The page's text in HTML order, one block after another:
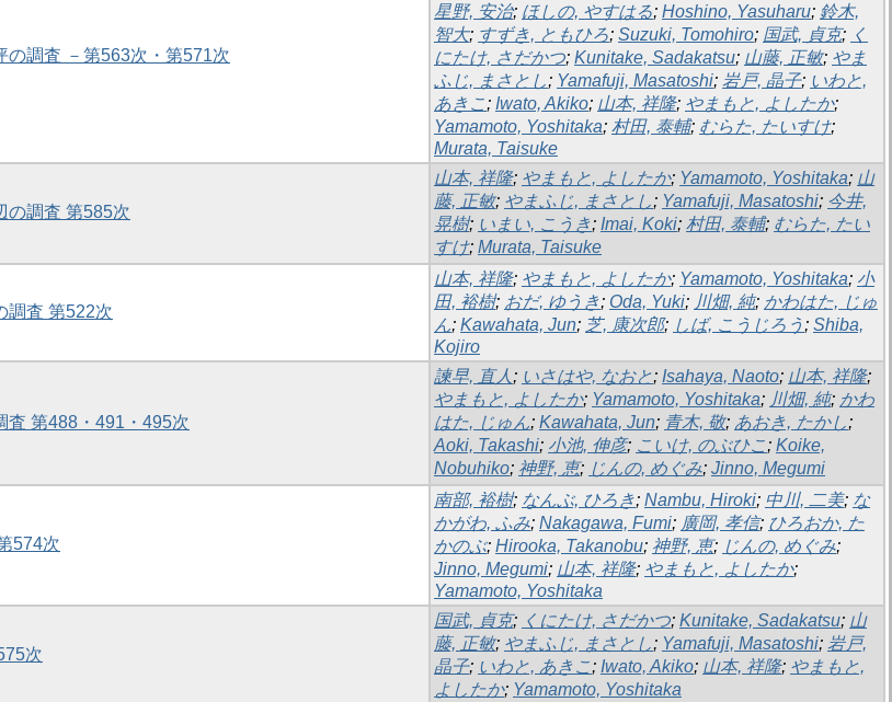
の調査 －第563次・第571次
星野, 安治; ほしの, やすはる; Hoshino, Yasuharu; 鈴木,
智大; すずき, ともひろ; Suzuki, Tomohiro; 国武, 貞克; く
にたけ, さだかつ; Kunitake, Sadakatsu; 山藤, 正敏; やま
ふじ, まさとし; Yamafuji, Masatoshi; 岩戸, 晶子; いわと,
あきこ; Iwato, Akiko; 山本, 祥隆; やまもと, よしたか;
Yamamoto, Yoshitaka; 村田, 泰輔; むらた, たいすけ;
Murata, Taisuke
の調査 第585次
山本, 祥隆; やまもと, よしたか; Yamamoto, Yoshitaka; 山
藤, 正敏; やまふじ, まさとし; Yamafuji, Masatoshi; 今井,
晃樹; いまい, こうき; Imai, Koki; 村田, 泰輔; むらた, たい
すけ; Murata, Taisuke
調査 第522次
山本, 祥隆; やまもと, よしたか; Yamamoto, Yoshitaka; 小
田, 裕樹; おだ, ゆうき; Oda, Yuki; 川畑, 純; かわはた, じゅ
ん; Kawahata, Jun; 芝, 康次郎; しば, こうじろう ; Shiba,
Kojiro
査 第488・491・495次
諫早, 直人 ; いさはや, なおと; Isahaya, Naoto; 山本, 祥隆;
やまもと, よしたか; Yamamoto, Yoshitaka; 川畑, 純; かわ
はた, じゅん; Kawahata, Jun; 青木, 敬; あおき, たかし;
Aoki, Takashi; 小池, 伸彦; こいけ, のぶひこ; Koike,
Nobuhiko; 神野, 恵; じんの, めぐみ; Jinno, Megumi
574次
南部, 裕樹; なんぶ, ひろき; Nambu, Hiroki; 中川, 二美; な
かがわ, ふみ; Nakagawa, Fumi; 廣岡, 孝信; ひろおか, た
かのぶ; Hirooka, Takanobu; 神野, 恵; じんの, めぐみ;
Jinno, Megumi; 山本, 祥隆; やまもと, よしたか;
Yamamoto, Yoshitaka
次
国武, 貞克; くにたけ, さだかつ; Kunitake, Sadakatsu; 山
藤, 正敏; やまふじ, まさとし; Yamafuji, Masatoshi; 岩戸,
晶子; いわと, あきこ; Iwato, Akiko; 山本, 祥隆; やまもと,
よしたか; Yamamoto, Yoshitaka